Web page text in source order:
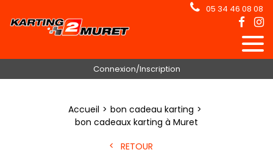
05 34 46 08 08
Connexion/Inscription
Accueil
bon cadeau karting
bon cadeaux karting à Muret
RETOUR